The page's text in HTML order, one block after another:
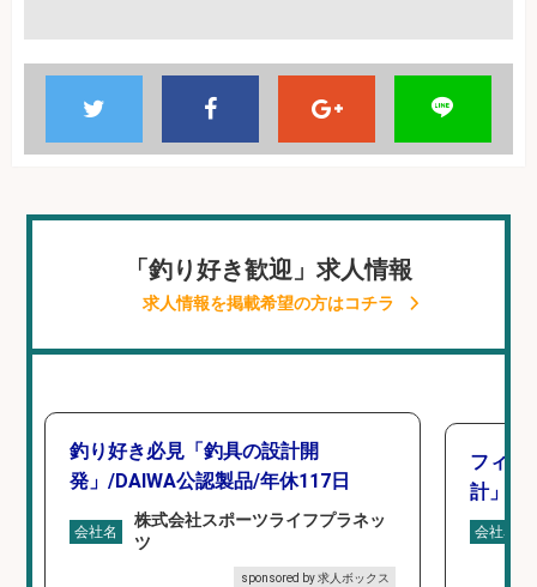
「釣り好き歓迎」求人情報
求人情報を掲載希望の方はコチラ
釣り好き必見「釣具の設計開
発」/DAIWA公認製品/年休117日
会社名
株式会社スポーツライフプラネッ
ツ
sponsored by 求人ボックス
フィッ
計」
会社名